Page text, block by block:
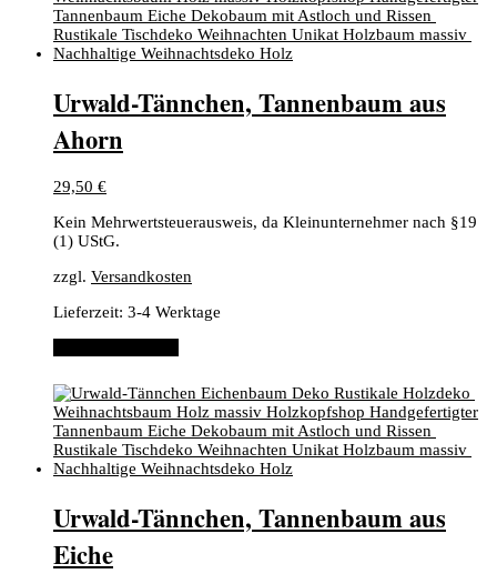
​Urwald-Tännchen, ​Tannenbaum aus
Ahorn
29,50 €
Kein Mehrwertsteuerausweis, da Kleinunternehmer nach §19
(1) UStG.
zzgl. Versandkosten
Lieferzeit: 3-4 Werktage
​Urwald-Tännchen, ​Tannenbaum aus
Eiche